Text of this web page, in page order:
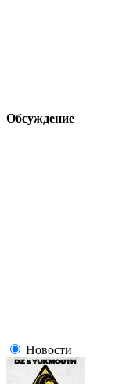
Обсуждение
Новости